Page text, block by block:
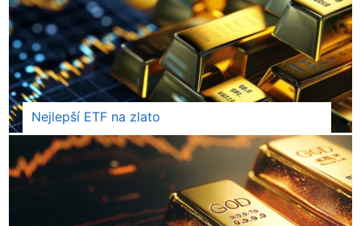
Nejlepší ETF na zlato